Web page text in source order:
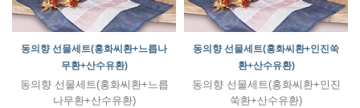
동의향 선물세트(홍화씨환+느릅나
무환+산수유환)
동의향 선물세트(홍화씨환+느릅
나무환+산수유환)
동의향 선물세트(홍화씨환+인진쑥
환+산수유환)
동의향 선물세트(홍화씨환+인진
쑥환+산수유환)